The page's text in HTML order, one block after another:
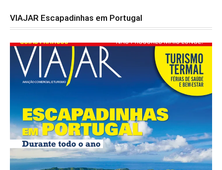
VIAJAR Escapadinhas em Portugal